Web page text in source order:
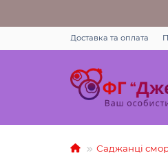
Доставка та оплата
Саджанці